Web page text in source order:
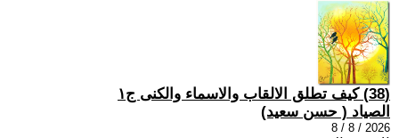
(38) كيف تطلق الالقاب والاسماء والكنى ج١
الصياد ‏( حسن سعيد‏)
2026 / 8 / 8